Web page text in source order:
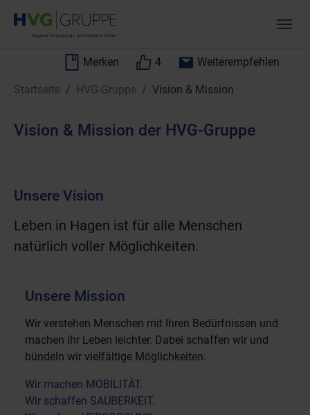
Zum Hauptinhalt springen
Skip to page footer
Merken 4
Weiterempfehlen
Sie sind hier:
Startseite HVG-Gruppe Vision & Mission
Vision & Mission der HVG-Gruppe
Unsere Vision
Leben in Hagen ist für alle Menschen
natürlich voller Möglichkeiten.
Unsere Mission
Wir verstehen Menschen mit Ihren Bedürfnissen und
machen ihr Leben leichter. Dabei schaffen wir und
bündeln wir vielfältige Möglichkeiten.
Wir machen MOBILITÄT.
Wir schaffen SAUBERKEIT.